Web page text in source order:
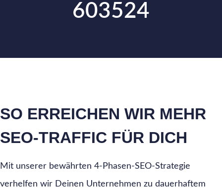
603524
SO ERREICHEN WIR MEHR
SEO-TRAFFIC FÜR DICH
Mit unserer bewährten 4-Phasen-SEO-Strategie
verhelfen wir Deinen Unternehmen zu dauerhaftem